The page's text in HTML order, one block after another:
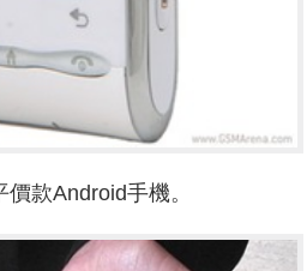
款Android手機。